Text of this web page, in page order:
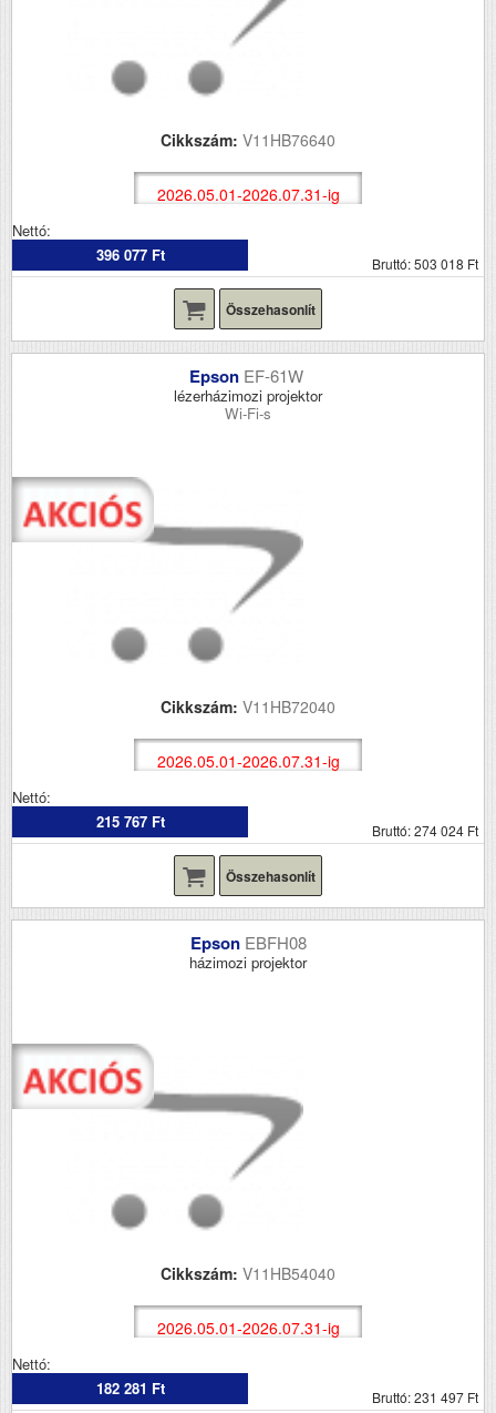
Cikkszám: V11HB76640
2026.05.01-2026.07.31-ig
Nettó:
396 077 Ft
Bruttó: 503 018 Ft
Összehasonlít
Epson EF-61W
lézerházimozi projektor
Wi-Fi-s
Cikkszám: V11HB72040
2026.05.01-2026.07.31-ig
Nettó:
215 767 Ft
Bruttó: 274 024 Ft
Összehasonlít
Epson EBFH08
házimozi projektor
Cikkszám: V11HB54040
2026.05.01-2026.07.31-ig
Nettó:
182 281 Ft
Bruttó: 231 497 Ft